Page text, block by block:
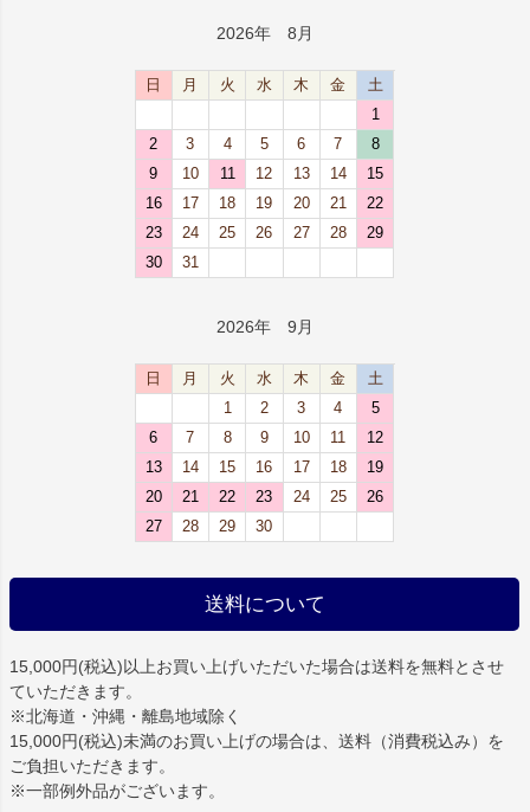
2026年 8月
日 月 火 水 木 金
土
1
2
3 4 5 6 7
8
9
10 11 12 13 14
15
16
17 18 19 20 21
22
23
24 25 26 27 28
29
30
31
2026年 9月
日 月 火 水 木 金
土
1
2 3 4
5
6
7 8 9 10 11
12
13
14 15 16 17 18
19
20
21 22 23 24 25
26
27
28 29 30
送料について
15,000円(税込)以上お買い上げいただいた場合は送料を無料とさせ
ていただきます。
※北海道・沖縄・離島地域除く
15,000円(税込)未満のお買い上げの場合は、送料（消費税込み）を
ご負担いただきます。
※一部例外品がございます。